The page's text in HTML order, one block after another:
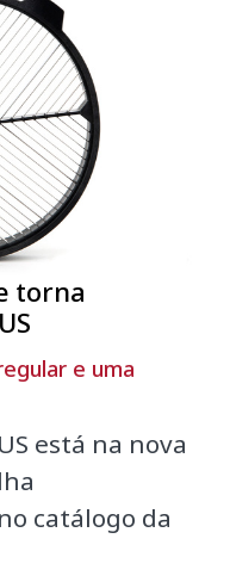
torna
e uma
está na nova
catálogo da